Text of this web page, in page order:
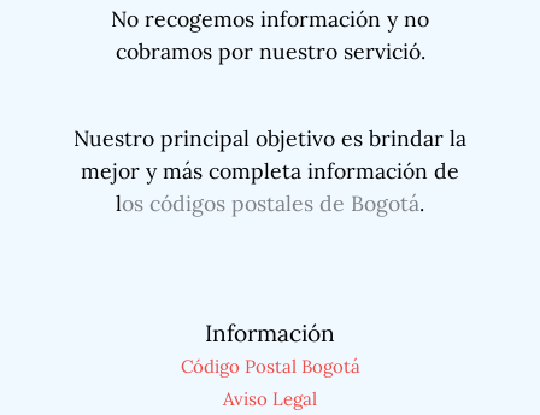
No recogemos información y no
cobramos por nuestro servició.
Nuestro principal objetivo es brindar la
mejor y más completa información de
los códigos postales de Bogotá.
Información
Código Postal Bogotá
Aviso Legal